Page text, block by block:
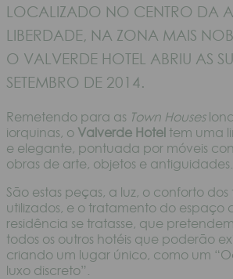
LOCALIZADO NO CENTRO DA
LIBERDADE, NA ZONA MAIS
O VALVERDE HOTEL ABRIU AS
SETEMBRO DE 2014.
Remetendo para as Town Houses
iorquinas, o Valverde Hotel tem uma
e elegante, pontuada por móveis
obras de arte, objetos e antiguidades.
São estas peças, a luz, o conforto
utilizados, e o tratamento do espaço
residência se tratasse, que
todos os outros hotéis que poderão
criando um lugar único, como um
luxo discreto”.